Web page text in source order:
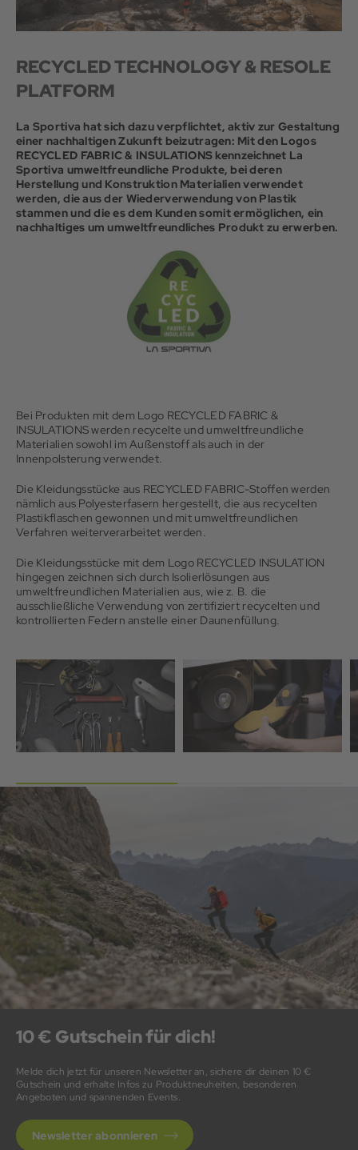
RECYCLED TECHNOLOGY & RESOLE
PLATFORM
La Sportiva hat sich dazu verpflichtet, aktiv zur Gestaltung
einer nachhaltigen Zukunft beizutragen: Mit den Logos
RECYCLED FABRIC & INSULATIONS kennzeichnet La
Sportiva umweltfreundliche Produkte, bei deren
Herstellung und Konstruktion Materialien verwendet
werden, die aus der Wiederverwendung von Plastik
stammen und die es dem Kunden somit ermöglichen, ein
nachhaltiges um umweltfreundliches Produkt zu erwerben.
Bei Produkten mit dem Logo RECYCLED FABRIC &
INSULATIONS werden recycelte und umweltfreundliche
Materialien sowohl im Außenstoff als auch in der
Innenpolsterung verwendet.
Die Kleidungsstücke aus RECYCLED FABRIC-Stoffen werden
nämlich aus Polyesterfasern hergestellt, die aus recycelten
Plastikflaschen gewonnen und mit umweltfreundlichen
Verfahren weiterverarbeitet werden.
Die Kleidungsstücke mit dem Logo RECYCLED INSULATION
hingegen zeichnen sich durch Isolierlösungen aus
umweltfreundlichen Materialien aus, wie z. B. die
ausschließliche Verwendung von zertifiziert recycelten und
kontrollierten Federn anstelle einer Daunenfüllung.
10 € Gutschein für dich!
Melde dich jetzt für unseren Newsletter an, sichere dir deinen 10 €
Gutschein und erhalte Infos zu Produktneuheiten, besonderen
Angeboten und spannenden Events.
Newsletter abonnieren